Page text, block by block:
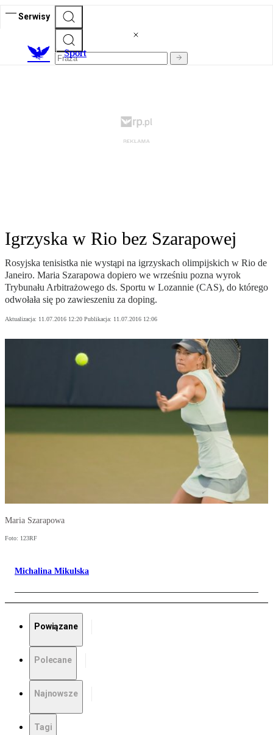
Serwisy
Sport
Igrzyska w Rio bez Szarapowej
Rosyjska tenisistka nie wystąpi na igrzyskach olimpijskich w Rio de
Janeiro. Maria Szarapowa dopiero we wrześniu pozna wyrok
Trybunału Arbitrażowego ds. Sportu w Lozannie (CAS), do którego
odwołała się po zawieszeniu za doping.
Aktualizacja: 11.07.2016 12:20 Publikacja: 11.07.2016 12:06
Maria Szarapowa
Foto: 123RF
Michalina Mikulska
Powiązane
Polecane
Najnowsze
Tagi